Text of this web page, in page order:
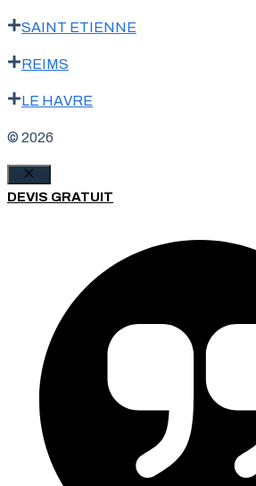
SAINT ETIENNE
REIMS
LE HAVRE
© 2026
Fermer
DEVIS GRATUIT